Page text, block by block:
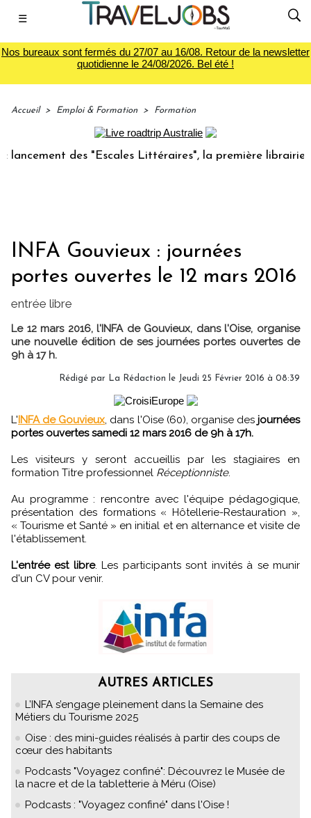
☰
Nos bureaux sont fermés du 27/07 au 16/08. Retour de la newsletter
quotidienne le 24/08/2026. Bel été !
Accueil > Emploi & Formation > Formation
des "Escales Littéraires", la première librairie du
INFA Gouvieux : journées
portes ouvertes le 12 mars 2016
entrée libre
Le 12 mars 2016, l'INFA de Gouvieux, dans l'Oise, organise
une nouvelle édition de ses journées portes ouvertes de
9h à 17 h.
Rédigé par La Rédaction le Jeudi 25 Février 2016 à 08:39
L'INFA de Gouvieux , dans l'Oise (60), organise des journées
portes ouvertes samedi 12 mars 2016 de 9h à 17h.
Les visiteurs y seront accueillis par les stagiaires en
formation Titre professionnel Réceptionniste.
Au programme : rencontre avec l'équipe pédagogique,
présentation des formations « Hôtellerie-Restauration »,
« Tourisme et Santé » en initial et en alternance et visite de
l'établissement.
L'entrée est libre. Les participants sont invités à se munir
d'un CV pour venir.
AUTRES ARTICLES
L’INFA s’engage pleinement dans la Semaine des
Métiers du Tourisme 2025
Oise : des mini-guides réalisés à partir des coups de
cœur des habitants
Podcasts "Voyagez confiné": Découvrez le Musée de
la nacre et de la tabletterie à Méru (Oise)
Podcasts : "Voyagez confiné" dans l'Oise !